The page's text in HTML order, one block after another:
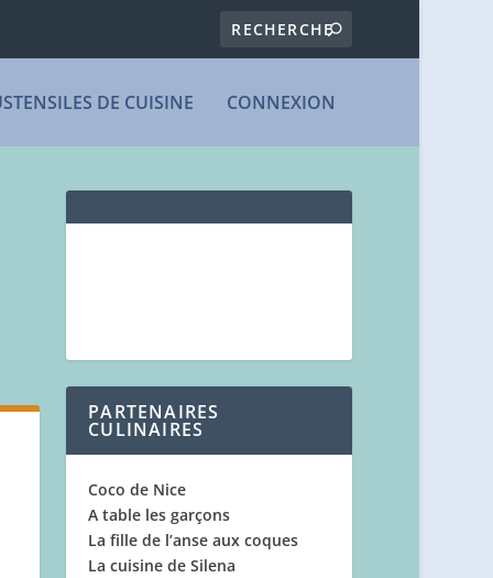
DE CUISINE CONNEXION
PARTENAIRES
CULINAIRES
Coco de Nice
A table les garçons
La fille de l’anse aux coques
La cuisine de Silena